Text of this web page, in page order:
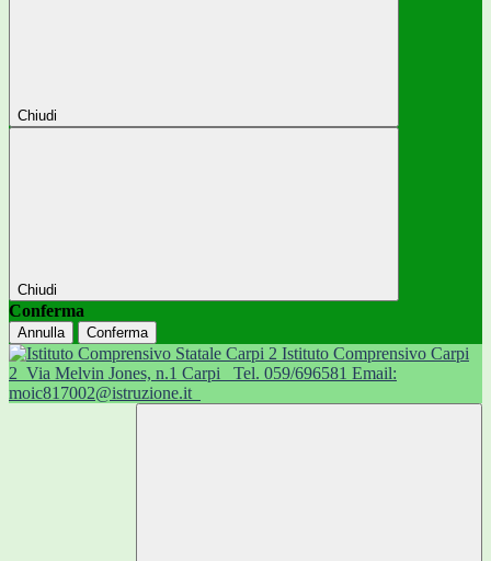
Chiudi
Chiudi
Conferma
Annulla Conferma
Istituto Comprensivo Carpi
2 Via Melvin Jones, n.1 Carpi
Tel. 059/696581 Email:
moic817002@istruzione.it